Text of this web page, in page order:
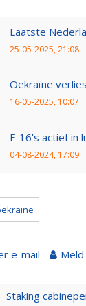
Laatste
25-05-2025, 21:08
Oekraïne
16-05-2025, 10:07
F-16's actief in
04-08-2024, 17:09
e-mail
Staking